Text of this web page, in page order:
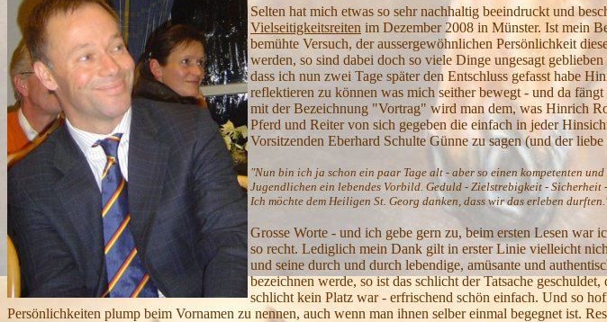
Selten hat mich etwas so sehr nachhaltig beeindruckt und
Vielseitigkeitsreiten im Dezember 2008 in Münster. Ist mein
bemühte Versuch, der aussergewöhnlichen Persönlichkeit
werden, so sind dabei doch so viele Dinge ungesagt
dass ich nun zwei Tage später den Entschluss gefasst habe
reflektieren zu können was mich seither bewegt - und da
mit der Bezeichnung "Vortrag" wird man dem, was Hinrich
Pferd und Reiter von sich gegeben die einfach in jeder
Vorsitzenden Eberhard Schulte Günne zu sagen (und der
"Nun bin ich ja schon ein paar Tage alt - aber so einen kompetenten
Jugendlichen ein lebendes Vorbild. Geduld - Zielstrebigkeit -
Ich möchte dem Heiligen St. Georg danken, dass wir das erleben
Grosse Worte - und ich gebe gern zu, beim ersten Lesen war
so recht. Lediglich mein Dank gilt in erster Linie vielleicht
und seine durch und durch lebendige, amüsante und
bezeichnen werde, so ist das schlicht der Tatsache
schlicht kein Platz war - erfrischend schön einfach. Und so
Persönlichkeiten plump beim Vornamen zu nennen, auch wenn man ihnen selber einmal begegnet ist.